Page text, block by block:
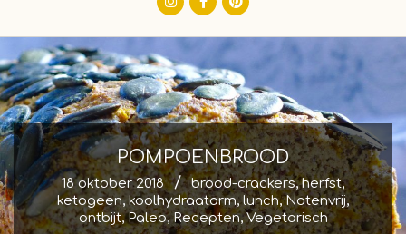
POMPOENBROOD
18 oktober 2018 brood-crackers,herfst,
ketogeen, koolhydraatarm,lunch,Notenvrij,
ontbijt,Paleo,Recepten,Vegetarisch